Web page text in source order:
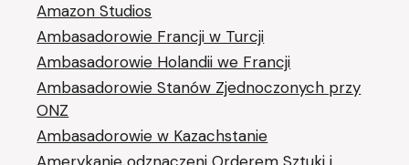
Amazon Studios
Ambasadorowie Francji w Turcji
Ambasadorowie Holandii we Francji
Ambasadorowie Stanów Zjednoczonych przy
ONZ
Ambasadorowie w Kazachstanie